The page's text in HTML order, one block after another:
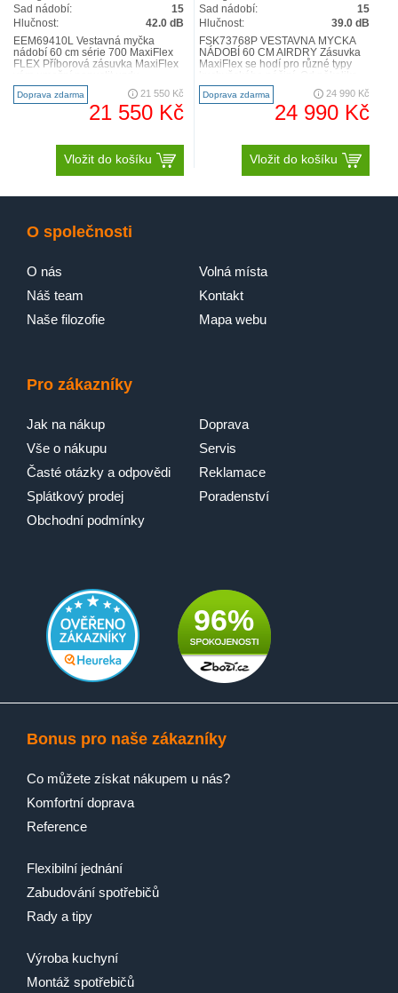
Sad nádobí:
15
Hlučnost:
42.0 dB
EEM69410L Vestavná myčka
nádobí 60 cm série 700 MaxiFlex
FLEX Příborová zásuvka MaxiFlex
kreativitě a používat v kuchyni ..
Doprava zdarma 21 550 Kč
21 550 Kč
Vložit do košíku
Sad nádobí:
15
Hlučnost:
39.0 dB
FSK73768P VESTAVNÁ MYČKA
NÁDOBÍ 60 CM AIRDRY Zásuvka
MaxiFlex se hodí pro různé typy
souprav příborů až po nesklad..
Doprava zdarma 24 990 Kč
24 990 Kč
Vložit do košíku
O společnosti
O nás
Náš team
Naše filozofie
Volná místa
Kontakt
Mapa webu
Pro zákazníky
Jak na nákup
Vše o nákupu
Časté otázky a odpovědi
Splátkový prodej
Obchodní podmínky
Doprava
Servis
Reklamace
Poradenství
96%
Bonus pro naše zákazníky
Co můžete získat nákupem u nás?
Komfortní doprava
Reference
Flexibilní jednání
Zabudování spotřebičů
Rady a tipy
Výroba kuchyní
Montáž spotřebičů